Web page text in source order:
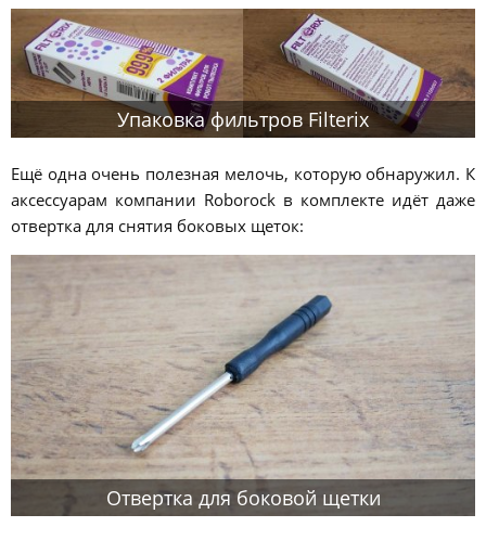
Упаковка фильтров Filterix
Ещё одна очень полезная мелочь, которую обнаружил. К
аксессуарам компании Roborock в комплекте идёт даже
отвертка для снятия боковых щеток:
Отвертка для боковой щетки